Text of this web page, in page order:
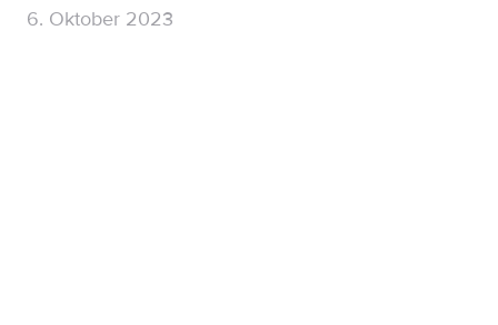
6. Oktober 2023